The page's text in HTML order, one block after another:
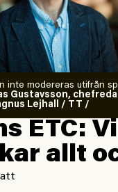
inte modereras utifrån
Gustavsson,
Lejhall / TT /
ETC: Vi
allt